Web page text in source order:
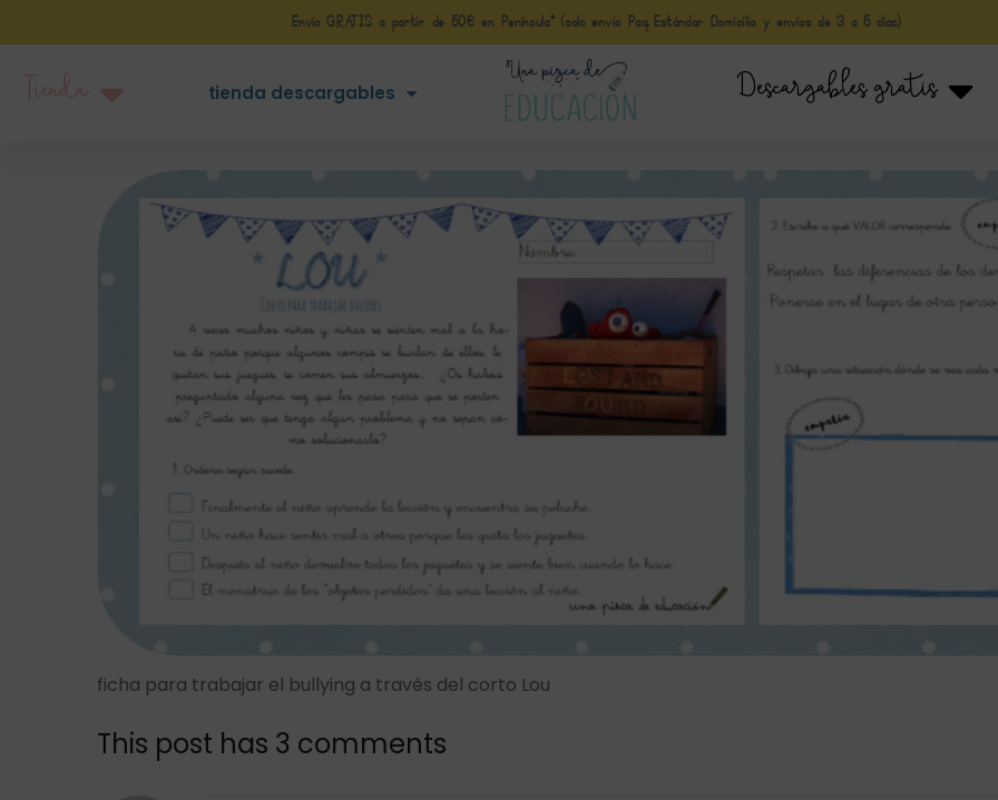
Envío GRATIS a partir de 50€ en Península* (solo envio Paq Estándar Domicilio y envíos de 3 a 5 días)
tienda descargables Descargables gratis
ficha para trabajar el bullying a través del corto Lou
This post has 3 comments